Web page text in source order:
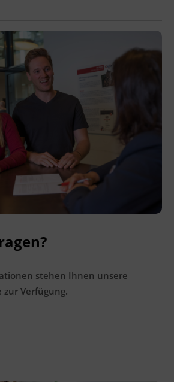
stehen Ihnen unsere
zur Verfügung.